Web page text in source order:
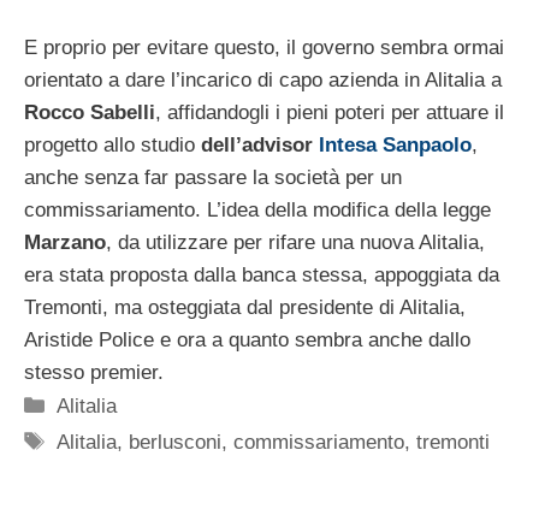
E proprio per evitare questo, il governo sembra ormai
orientato a dare l’incarico di capo azienda in Alitalia a
Rocco Sabelli, affidandogli i pieni poteri per attuare il
progetto allo studio dell’advisor Intesa Sanpaolo,
anche senza far passare la società per un
commissariamento. L’idea della modifica della legge
Marzano, da utilizzare per rifare una nuova Alitalia,
era stata proposta dalla banca stessa, appoggiata da
Tremonti, ma osteggiata dal presidente di Alitalia,
Aristide Police e ora a quanto sembra anche dallo
stesso premier.
Categorie
Alitalia
Tag
Alitalia, berlusconi,commissariamento,tremonti